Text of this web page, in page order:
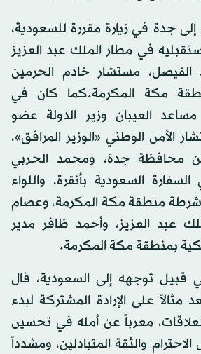
جدة في زيارة مقررة للسعودية،
في مطار الملك عبد العزيز
الفيصل، مستشار خادم الحرمين
مكة المكرمة.كما كان في
مساعد العيبان وزير الدولة عضو
الأمن الوطني «الوزير المرافق»،
محافظة جدة، ومحمد الحربي
السعودية بأنقرة، واللواء
شرطة منطقة مكة المكرمة، وعصام
عبد العزيز، وأحمد ظافر مدير
بمنطقة مكة المكرمة.
توجهه إلى السعودية، قال
مثالاً على الإرادة المشتركة لبدء
معرباً عن أمله في تحسين
والثقة المتبادلين، ومشدداً